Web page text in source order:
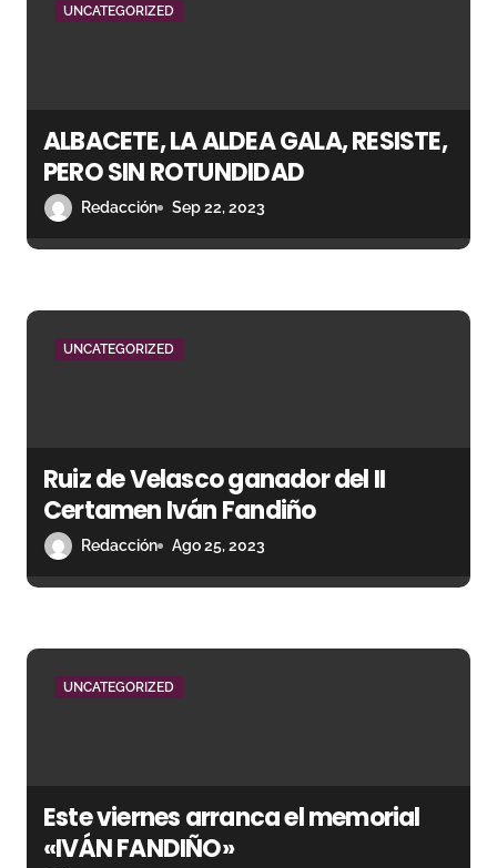
e
n
t
a
UNCATEGORIZED
ALBACETE, LA ALDEA GALA, RESISTE,
PERO SIN ROTUNDIDAD
Redacción Sep 22, 2023
UNCATEGORIZED
Ruiz de Velasco ganador del II
Certamen Iván Fandiño
Redacción Ago 25, 2023
UNCATEGORIZED
Este viernes arranca el memorial
«IVÁN FANDIÑO»